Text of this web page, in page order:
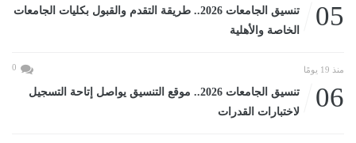
05
تنسيق الجامعات 2026.. طريقة التقدم والقبول بكليات الجامعات
الخاصة والأهلية
منذ 19 يومًا 0
06
تنسيق الجامعات 2026.. موقع التنسيق يواصل إتاحة التسجيل
لاختبارات القدرات